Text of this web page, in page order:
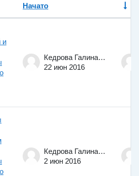
Показано 11
Начато
и
Кедрова Галина Евгеньевна
22 июн 2016
Кедрова Галина Евгеньевна
2 июн 2016